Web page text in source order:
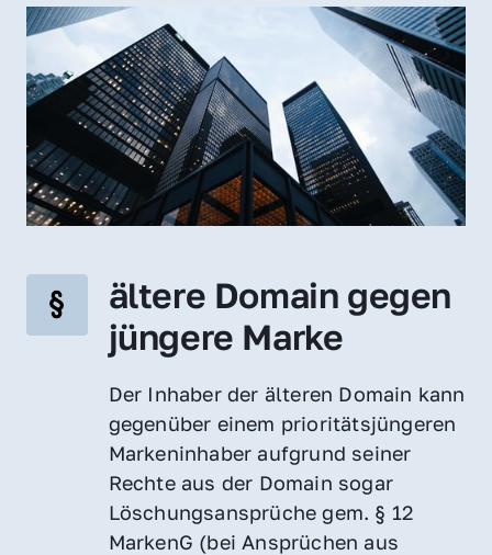
ältere Domain gegen
jüngere Marke
Der Inhaber der älteren Domain kann
gegenüber einem prioritätsjüngeren
Markeninhaber aufgrund seiner
Rechte aus der Domain sogar
Löschungsansprüche gem. § 12
MarkenG (bei Ansprüchen aus